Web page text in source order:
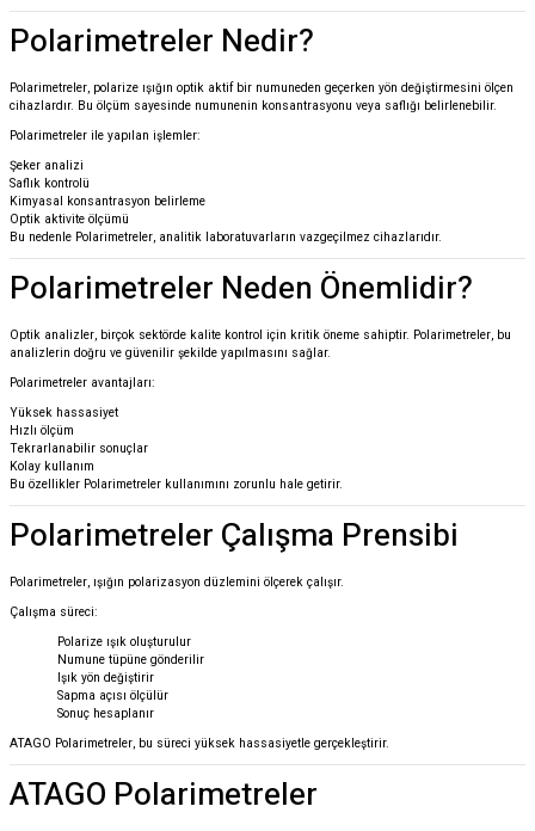
Polarimetreler Nedir?
Polarimetreler, polarize ışığın optik aktif bir numuneden geçerken yön değiştirmesini ölçen
cihazlardır. Bu ölçüm sayesinde numunenin konsantrasyonu veya saflığı belirlenebilir.
Polarimetreler ile yapılan işlemler:
Şeker analizi
Saflık kontrolü
Kimyasal konsantrasyon belirleme
Optik aktivite ölçümü
Bu nedenle Polarimetreler, analitik laboratuvarların vazgeçilmez cihazlarıdır.
Polarimetreler Neden Önemlidir?
Optik analizler, birçok sektörde kalite kontrol için kritik öneme sahiptir. Polarimetreler, bu
analizlerin doğru ve güvenilir şekilde yapılmasını sağlar.
Polarimetreler avantajları:
Yüksek hassasiyet
Hızlı ölçüm
Tekrarlanabilir sonuçlar
Kolay kullanım
Bu özellikler Polarimetreler kullanımını zorunlu hale getirir.
Polarimetreler Çalışma Prensibi
Polarimetreler, ışığın polarizasyon düzlemini ölçerek çalışır.
Çalışma süreci:
Polarize ışık oluşturulur
Numune tüpüne gönderilir
Işık yön değiştirir
Sapma açısı ölçülür
Sonuç hesaplanır
ATAGO Polarimetreler, bu süreci yüksek hassasiyetle gerçekleştirir.
ATAGO Polarimetreler